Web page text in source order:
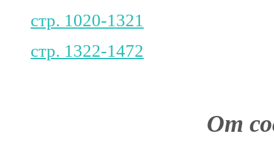
стр. 1020-1321
стр. 1322-1472
От